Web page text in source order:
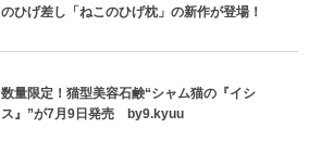
のひげ差し「ねこのひげ枕」の新作が登場！
数量限定！猫型美容石鹸“シャム猫の『イシ
ス』”が7月9日発売 by9.kyuu